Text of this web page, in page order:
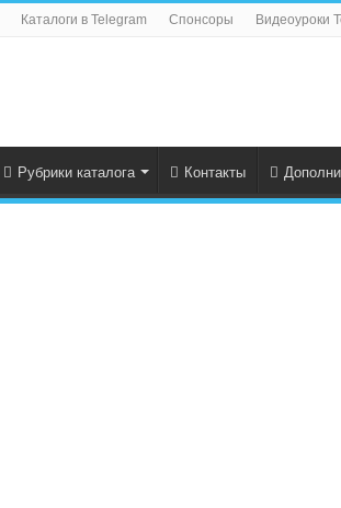
Каталоги в Telegram Спонсоры Видеоуроки
Рубрики каталога Контакты